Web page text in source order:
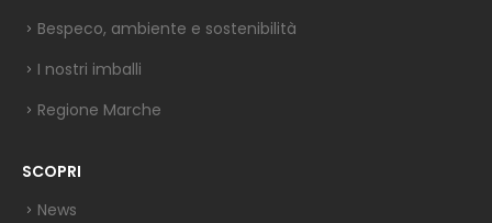
Bespeco, ambiente e sostenibilità
I nostri imballi
Regione Marche
SCOPRI
News